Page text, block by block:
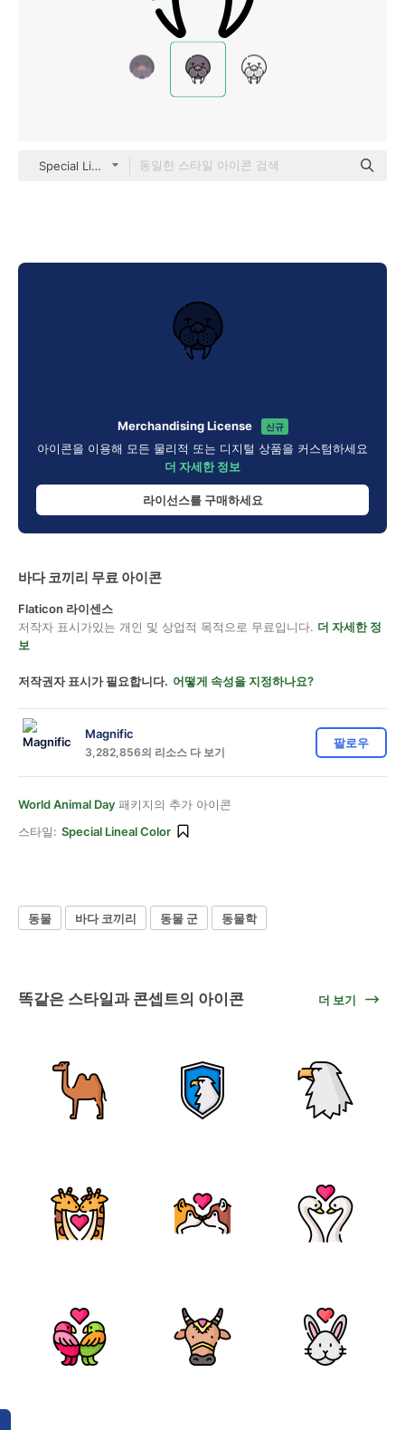
Special Lineal color
Merchandising License 신규
아이콘을 이용해 모든 물리적 또는 디지털 상품을 커스텀하세요
더 자세한 정보
라이선스를 구매하세요
바다 코끼리 무료 아이콘
Flaticon 라이센스
저작자 표시가있는 개인 및 상업적 목적으로 무료입니다. 더 자세한 정
보
저작권자 표시가 필요합니다. 어떻게 속성을 지정하나요?
Magnific
3,282,856의 리소스 다 보기
팔로우
World Animal Day 패키지의 추가 아이콘
스타일: Special Lineal Color
동물 바다 코끼리 동물 군 동물학
똑같은 스타일과 콘셉트의 아이콘 더 보기